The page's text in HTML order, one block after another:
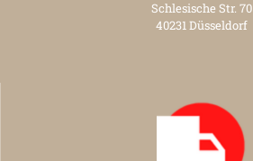
Schlesische Str. 70
40231 Düsseldorf